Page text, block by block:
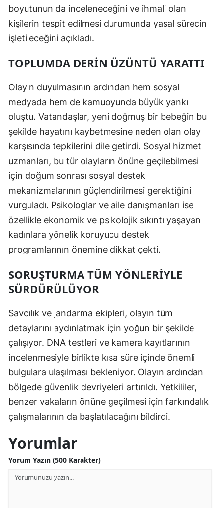
Osmaniye
Düzce
boyutunun da inceleneceğini ve ihmali olan
kişilerin tespit edilmesi durumunda yasal sürecin
işletileceğini açıkladı.
TOPLUMDA DERIN ÜZÜNTÜ YARATTI
Olayın duyulmasının ardından hem sosyal
medyada hem de kamuoyunda büyük yankı
oluştu. Vatandaşlar, yeni doğmuş bir bebeğin bu
şekilde hayatını kaybetmesine neden olan olay
karşısında tepkilerini dile getirdi. Sosyal hizmet
uzmanları, bu tür olayların önüne geçilebilmesi
için doğum sonrası sosyal destek
mekanizmalarının güçlendirilmesi gerektiğini
vurguladı. Psikologlar ve aile danışmanları ise
özellikle ekonomik ve psikolojik sıkıntı yaşayan
kadınlara yönelik koruyucu destek
programlarının önemine dikkat çekti.
SORUŞTURMA TÜM YÖNLERIYLE
SÜRDÜRÜLÜYOR
Savcılık ve jandarma ekipleri, olayın tüm
detaylarını aydınlatmak için yoğun bir şekilde
çalışıyor. DNA testleri ve kamera kayıtlarının
incelenmesiyle birlikte kısa süre içinde önemli
bulgulara ulaşılması bekleniyor. Olayın ardından
bölgede güvenlik devriyeleri artırıldı. Yetkililer,
benzer vakaların önüne geçilmesi için farkındalık
çalışmalarının da başlatılacağını bildirdi.
Yorumlar
Yorum Yazın (500 Karakter)